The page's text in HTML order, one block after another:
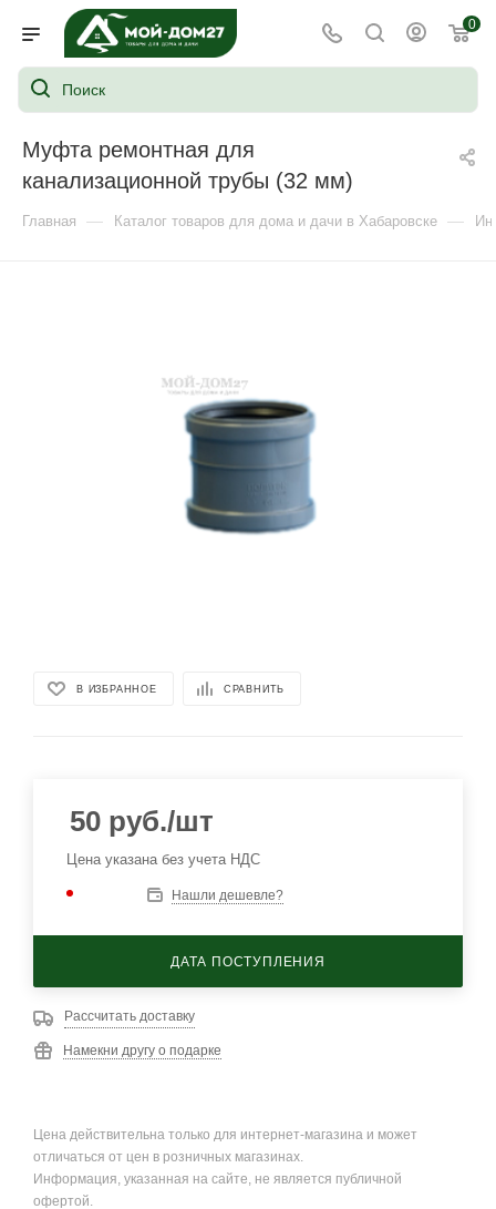
0
Муфта ремонтная для
канализационной трубы (32 мм)
Главная — Каталог товаров для дома и дачи в Хабаровске —
В ИЗБРАННОЕ СРАВНИТЬ
50 руб./шт
Цена указана без учета НДС
Нашли дешевле?
ДАТА ПОСТУПЛЕНИЯ
Рассчитать доставку
Намекни другу о подарке
Цена действительна только для интернет-магазина и может
отличаться от цен в розничных магазинах.
Информация, указанная на сайте, не является публичной
офертой.